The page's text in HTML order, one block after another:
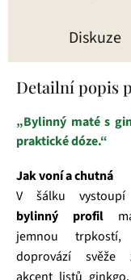
Diskuze
Detailní popis
„Bylinný maté s
praktické dóze.“
Jak voní a chutná
V šálku
bylinný profil
jemnou trpkostí,
doprovází svěže